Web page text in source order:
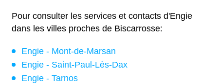
Pour consulter les services et contacts d'Engie
dans les villes proches de Biscarrosse:
Engie - Mont-de-Marsan
Engie - Saint-Paul-Lès-Dax
Engie - Tarnos